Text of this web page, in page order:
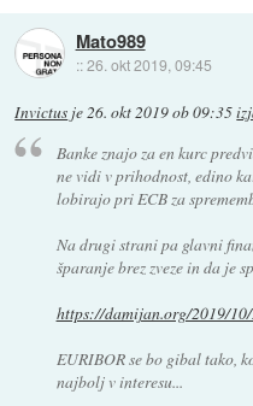
Mato989
::26. okt 2019, 09:45
Invictus je26. okt 2019 ob 09:35
Banke znajo za en kurc
ne vidi v prihodnost, edino
lobirajo pri ECB za
Na drugi strani pa glavni
šparanje brez zveze in da je
https://damijan.org/2019/
EURIBOR se bo gibal tako,
najbolj v interesu...